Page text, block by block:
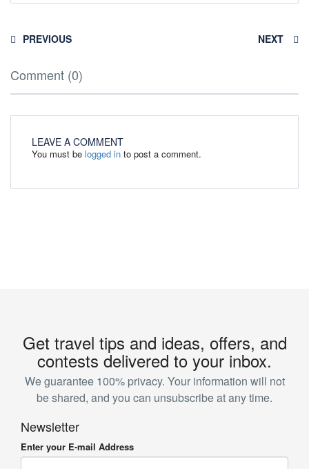
PREVIOUS NEXT
Comment (0)
LEAVE A COMMENT
You must be logged in to post a comment.
Get travel tips and ideas, offers, and
contests delivered to your inbox.
We guarantee 100% privacy. Your information will not
be shared, and you can unsubscribe at any time.
Newsletter
Enter your E-mail Address